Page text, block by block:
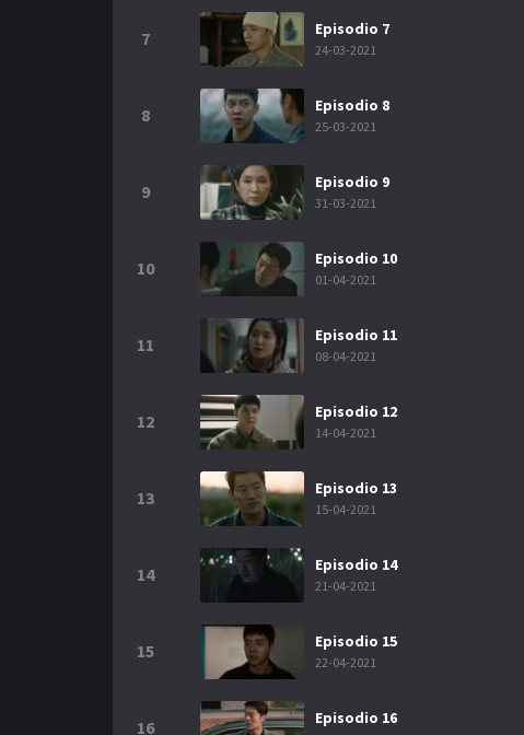
7 Episodio 7
24-03-2021
8 Episodio 8
25-03-2021
9 Episodio 9
31-03-2021
10 Episodio 10
01-04-2021
11 Episodio 11
08-04-2021
12 Episodio 12
14-04-2021
13 Episodio 13
15-04-2021
14 Episodio 14
21-04-2021
15 Episodio 15
22-04-2021
16 Episodio 16